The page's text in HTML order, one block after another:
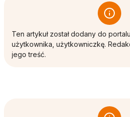
Ten artykuł został dodany do
użytkownika, użytkowniczkę.
jego treść.